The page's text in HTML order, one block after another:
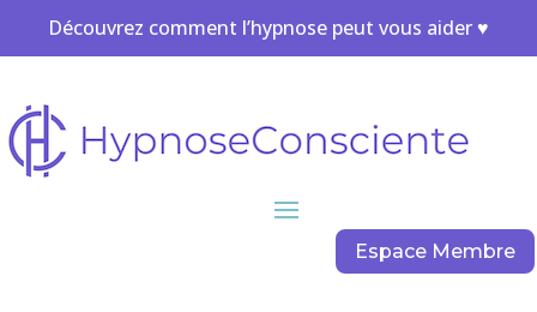
Découvrez comment l’hypnose peut vous aider ♥
Espace Membre